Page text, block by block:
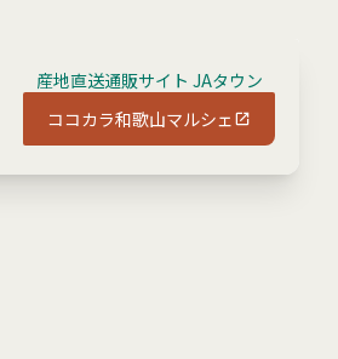
産地直送通販サイト JAタウン
ココカラ和歌山マルシェ